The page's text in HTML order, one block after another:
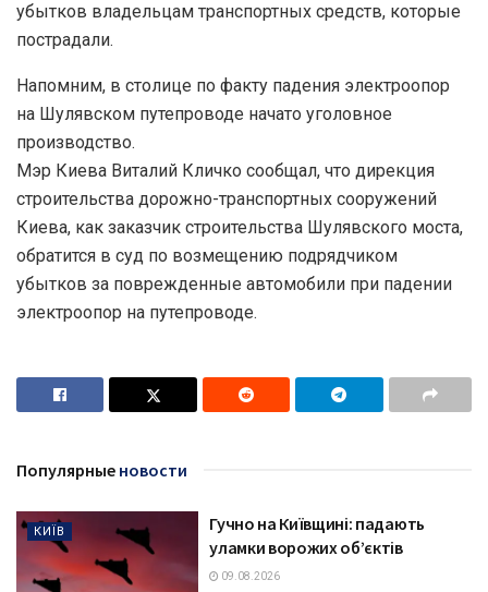
убытков владельцам транспортных средств, которые
пострадали.
Напомним, в столице по факту падения электроопор
на Шулявском путепроводе начато уголовное
производство.
Мэр Киева Виталий Кличко сообщал, что дирекция
строительства дорожно-транспортных сооружений
Киева, как заказчик строительства Шулявского моста,
обратится в суд по возмещению подрядчиком
убытков за поврежденные автомобили при падении
электроопор на путепроводе.
Популярные новости
КИЇВ
Гучно на Київщині: падають
уламки ворожих об’єктів
09.08.2026